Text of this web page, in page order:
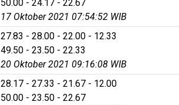
50.00 - 24.17 - 22.67
17 Oktober 2021 07:54:52 WIB
27.83 - 28.00 - 22.00 - 12.33
49.50 - 23.50 - 22.33
20 Oktober 2021 09:16:08 WIB
28.17 - 27.33 - 21.67 - 12.00
50.00 - 23.50 - 22.67